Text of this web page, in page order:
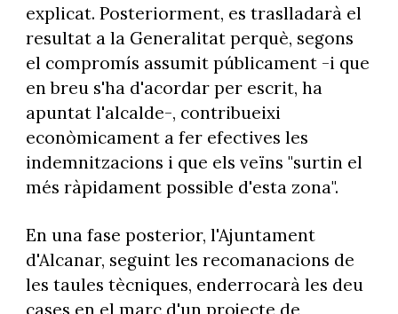
explicat. Posteriorment, es traslladarà el
resultat a la Generalitat perquè, segons
el compromís assumit públicament -i que
en breu s'ha d'acordar per escrit, ha
apuntat l'alcalde-, contribueixi
econòmicament a fer efectives les
indemnitzacions i que els veïns "surtin el
més ràpidament possible d'esta zona".
En una fase posterior, l'Ajuntament
d'Alcanar, seguint les recomanacions de
les taules tècniques, enderrocarà les deu